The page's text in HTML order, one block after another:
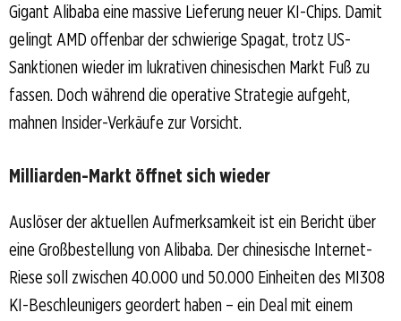
Gigant Alibaba eine massive Lieferung neuer KI-Chips. Damit
gelingt AMD offenbar der schwierige Spagat, trotz US-
Sanktionen wieder im lukrativen chinesischen Markt Fuß zu
fassen. Doch während die operative Strategie aufgeht,
mahnen Insider-Verkäufe zur Vorsicht.
Milliarden-Markt öffnet sich wieder
Auslöser der aktuellen Aufmerksamkeit ist ein Bericht über
eine Großbestellung von Alibaba. Der chinesische Internet-
Riese soll zwischen 40.000 und 50.000 Einheiten des MI308
KI-Beschleunigers geordert haben – ein Deal mit einem